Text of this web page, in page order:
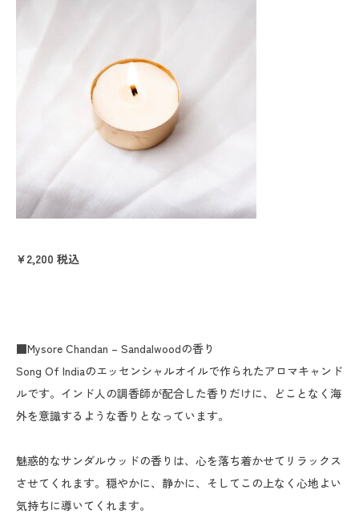
¥2,200 税込
■Mysore Chandan – Sandalwoodの香り
Song Of Indiaのエッセンシャルオイルで作られたアロマキャンド
ルです。インド人の調香師が配合した香りだけに、どことなく海
外を意識するような香りとなっています。
魅惑的なサンダルウッドの香りは、心を落ち着かせてリラックス
させてくれます。穏やかに、静かに、そしてこの上なく心地よい
気持ちに導いてくれます。